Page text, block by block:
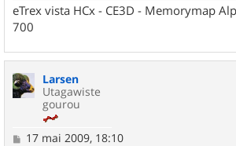
eTrex vista HCx - CE3D - Memorymap
700
Larsen
Utagawiste
gourou
M17 mai 2009, 18:10